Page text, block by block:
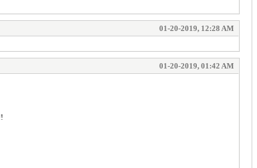
01-20-2019, 12:28 AM
01-20-2019, 01:42 AM